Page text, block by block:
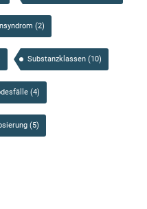
(2)
Substanzklassen (10)
(4)
(5)